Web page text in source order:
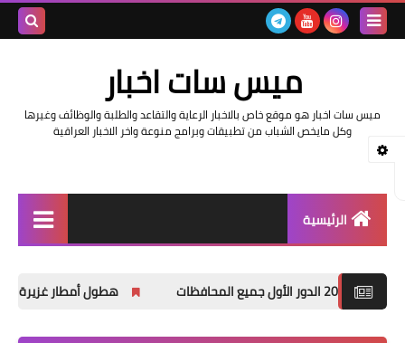
ميس سات اخبار
ميس سات اخبار هو موقع خاص بالاخبار الرعاية والتقاعد والطلبة والوظائف وغيرها
وكل مايخص الشباب من تطبيقات وبرامج منوعة واخر الاخبار العراقية
الرئيسية
اخبار وزارة التربية والتعليم
هطول أمطار غزيرة وانخفاضاً في درجات